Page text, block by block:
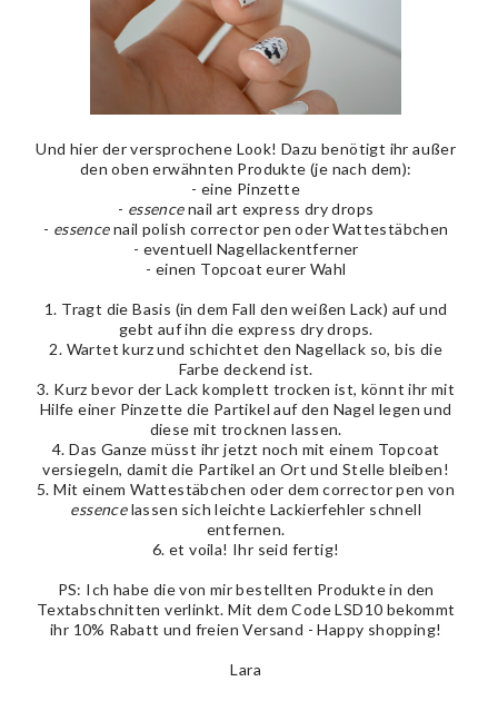
Und hier der versprochene Look! Dazu benötigt ihr außer
den oben erwähnten Produkte (je nach dem):
- eine Pinzette
- essencenail art express dry drops
- essencenail polish corrector pen oder Wattestäbchen
- eventuell Nagellackentferner
- einen Topcoat eurer Wahl
1. Tragt die Basis (in dem Fall den weißen Lack) auf und
gebt auf ihn die express dry drops.
2. Wartet kurz und schichtet den Nagellack so, bis die
Farbe deckend ist.
3. Kurz bevor der Lack komplett trocken ist, könnt ihr mit
Hilfe einer Pinzette die Partikel auf den Nagel legen und
diese mit trocknen lassen.
4. Das Ganze müsst ihr jetzt noch mit einem Topcoat
versiegeln, damit die Partikel an Ort und Stelle bleiben!
5. Mit einem Wattestäbchen oder dem corrector pen von
essencelassen sich leichte Lackierfehler schnell
entfernen.
6. et voila! Ihr seid fertig!
PS: Ich habe die von mir bestellten Produkte in den
Textabschnitten verlinkt. Mit dem Code LSD10 bekommt
ihr 10% Rabatt und freien Versand - Happy shopping!
Lara